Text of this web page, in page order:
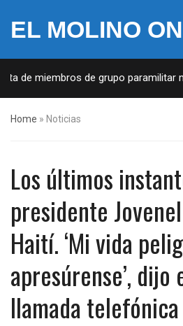
EL MOLINO
de miembros de grupo paramilitar
Home » Noticias
Los últimos
presidente
Haití. ‘Mi vida
apresúrense’, dijo
llamada telefónica